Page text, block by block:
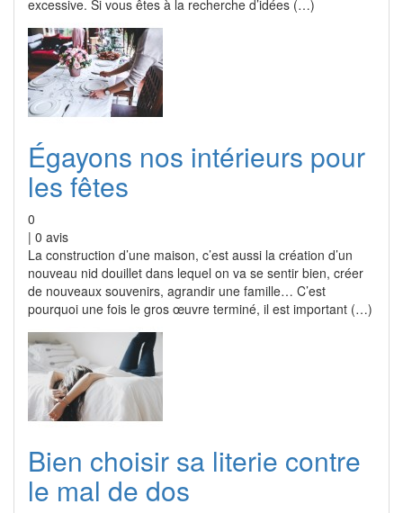
excessive. Si vous êtes à la recherche d’idées (…)
Égayons nos intérieurs pour
les fêtes
0
| 0 avis
La construction d’une maison, c’est aussi la création d’un
nouveau nid douillet dans lequel on va se sentir bien, créer
de nouveaux souvenirs, agrandir une famille… C’est
pourquoi une fois le gros œuvre terminé, il est important (…)
Bien choisir sa literie contre
le mal de dos